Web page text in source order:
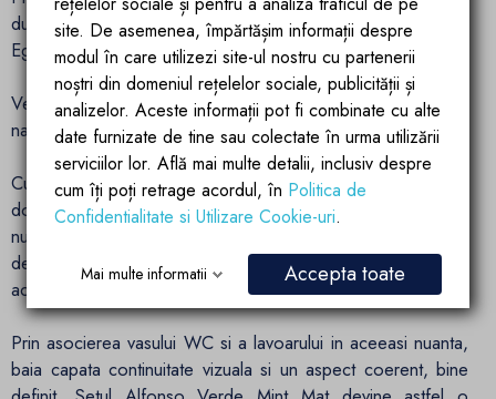
duroplast sustine imaginea premium a setului Alfonso de la
Ego Interiors.
Verde Mint Mat – culoare proaspata pentru amenajari
naturale si moderne
Culoarea Verde Mint Mat este ideala pentru cei care isi
doresc o baie diferita, luminoasa si relaxanta. Aceasta
nuanta se asorteaza foarte bine cu mobilier alb, lemn
deschis, bej, crem, piatra naturala, marmura, negru mat sau
accente aurii si cromate.
Prin asocierea vasului WC si a lavoarului in aceeasi nuanta,
baia capata continuitate vizuala si un aspect coerent, bine
site. De asemenea, împărtășim informații despre
modul în care utilizezi site-ul nostru cu partenerii
noștri din domeniul rețelelor sociale, publicității și
analizelor. Aceste informații pot fi combinate cu alte
date furnizate de tine sau colectate în urma utilizării
serviciilor lor. Află mai multe detalii, inclusiv despre
cum îți poți retrage acordul, în Politica de
Confidentialitate si Utilizare Cookie-uri.
Mai multe informatii Accepta toate